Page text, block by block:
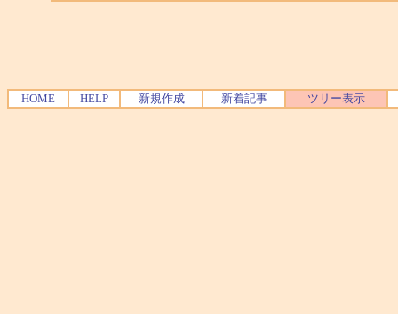
HOME HELP 新規作成 新着記事 ツリー表示